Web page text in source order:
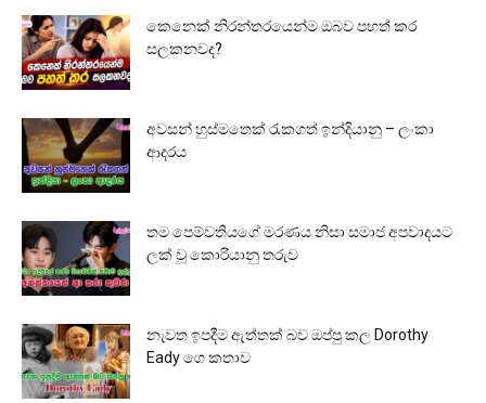
කෙනෙක් නිරන්තරයෙන්ම ඔබව පහත් කර
සලකනවද?
අවසන් හුස්මතෙක් රැකගත් ඉන්දියානු – ලංකා
ආදරය
තම පෙම්වතියගේ මරණය නිසා සමාජ අපවාදයට
ලක් වූ කොරියානු තරුව
නැවත ඉපදීම ඇත්තක් බව ඔප්පු කල Dorothy
Eady ගෙ කතාව